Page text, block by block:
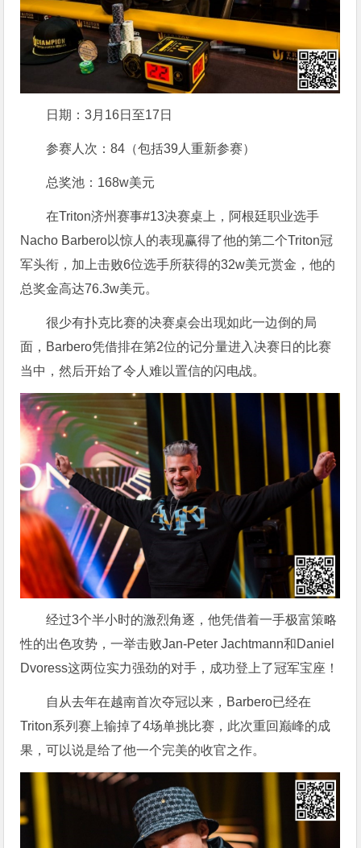
日期：3月16日至17日
参赛人次：84（包括39人重新参赛）
总奖池：168w美元
在Triton济州赛事#13决赛桌上，阿根廷职业选手
Nacho Barbero以惊人的表现赢得了他的第二个Triton冠
军头衔，加上击败6位选手所获得的32w美元赏金，他的
总奖金高达76.3w美元。
很少有扑克比赛的决赛桌会出现如此一边倒的局
面，Barbero凭借排在第2位的记分量进入决赛日的比赛
当中，然后开始了令人难以置信的闪电战。
经过3个半小时的激烈角逐，他凭借着一手极富策略
性的出色攻势，一举击败Jan-Peter Jachtmann和Daniel
Dvoress这两位实力强劲的对手，成功登上了冠军宝座！
自从去年在越南首次夺冠以来，Barbero已经在
Triton系列赛上输掉了4场单挑比赛，此次重回巅峰的成
果，可以说是给了他一个完美的收官之作。